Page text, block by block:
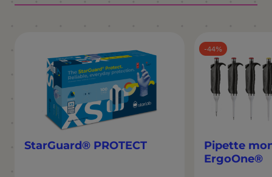
StarGuard® PROTECT
44
Pipette
ErgoOne®